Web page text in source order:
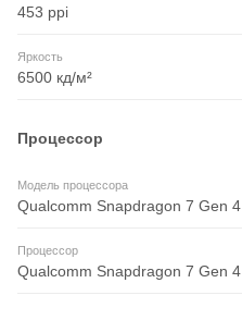
453 ppi
Яркость
6500 кд/м²
Процессор
Модель процессора
Qualcomm Snapdragon 7 Gen 4
Процессор
Qualcomm Snapdragon 7 Gen 4